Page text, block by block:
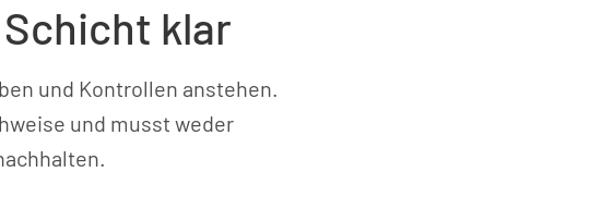
klar
und Kontrollen anstehen.
und musst weder